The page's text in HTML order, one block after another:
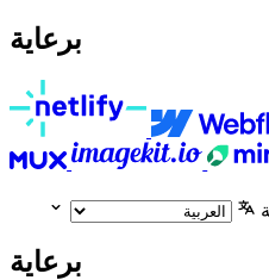
برعاية
برعاية